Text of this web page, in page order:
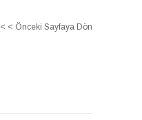
< < Önceki Sayfaya Dön